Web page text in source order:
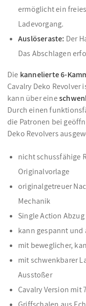
ermöglicht ein
Ladevorgang.
Auslöseraste: Der
Das Abschlagen
Die kannelierte 6-
Cavalry Deko Revolver
kann über eine
Durch einen
die Patronen bei
Deko Revolvers
nicht schussfähige
Originalvorlage
originalgetreuer
Mechanik
Single Action
kann gespannt und
mit beweglicher,
mit schwenkbarer
Ausstoßer
Cavalry Version mit